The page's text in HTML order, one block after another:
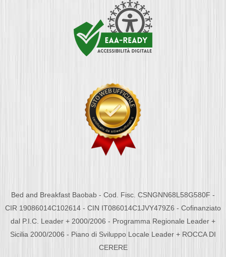
Bed and Breakfast Baobab - Cod. Fisc. CSNGNN68L58G580F -
CIR 19086014C102614 - CIN IT086014C1JVY479Z6 - Cofinanziato
dal P.I.C. Leader + 2000/2006 - Programma Regionale Leader +
Sicilia 2000/2006 - Piano di Sviluppo Locale Leader + ROCCA DI
CERERE